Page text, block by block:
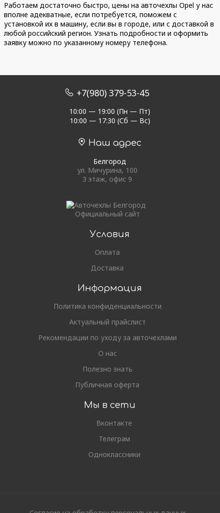
Работаем достаточно быстро, цены на авточехлы Opel у нас
вполне адекватные, если потребуется, поможем с
установкой их в машину, если вы в городе, или с доставкой в
любой российский регион. Узнать подробности и оформить
заявку можно по указанному номеру телефона.
+7(980) 379-53-45
10:00 — 19:00 (Пн — Пт)
10:00 — 17:30 (Сб — Вс)
Наш адрес
Белгород
ул. Мичурина, 100
3 этаж, офис 9
Официальный сайт
Условия
Оплата
Доставка
Информация
Политика конфиденциальности
Актуальный прайслист
Рекомендации по уходу за авточехлами
О нас
Полезно знать
Публичная оферта
Мы в сети
Вконтакте
Телеграм
Одноклассники